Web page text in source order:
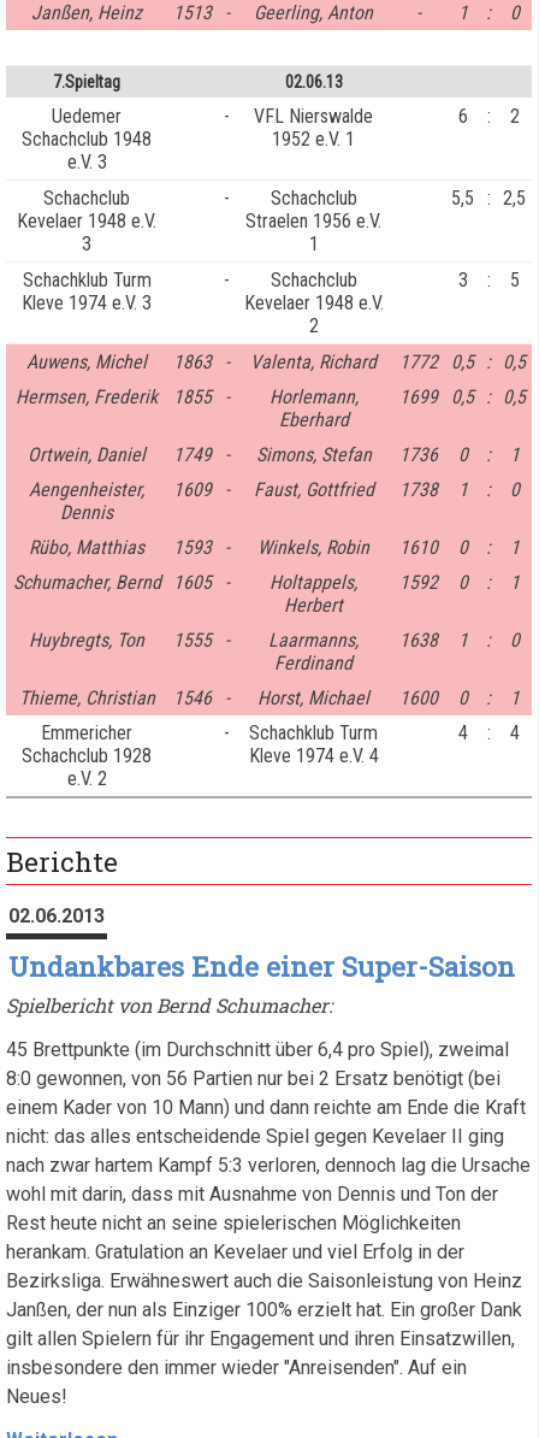
Janßen, Heinz 1513 - Geerling, Anton - 1 : 0
7.Spieltag 02.06.13
Uedemer
Schachclub 1948
e.V. 3
-
VFL Nierswalde
1952 e.V. 1
6 : 2
Schachclub
Kevelaer 1948 e.V.
3
-
Schachclub
Straelen 1956 e.V.
1
5,5 : 2,5
Schachklub Turm
Kleve 1974 e.V. 3
-
Schachclub
Kevelaer 1948 e.V.
2
3 : 5
Auwens, Michel 1863 - Valenta, Richard 1772 0,5 : 0,5
Hermsen, Frederik
1855 -
Horlemann,
Eberhard
1699 0,5 : 0,5
Ortwein, Daniel 1749 - Simons, Stefan 1736 0 :
1
Aengenheister,
Dennis
1609 - Faust, Gottfried 1738 1 : 0
Rübo, Matthias 1593 - Winkels, Robin 1610 0 :
1
Schumacher, Bernd
1605 -
Holtappels,
Herbert
1592 0 : 1
Huybregts, Ton 1555 -
Laarmanns,
Ferdinand
1638 1 : 0
Thieme, Christian 1546 - Horst, Michael 1600 0 :
1
Emmericher
Schachclub 1928
e.V. 2
-
Schachklub Turm
Kleve 1974 e.V. 4
4 : 4
Berichte
02.06.2013
Undankbares Ende einer Super-Saison
Spielbericht von Bernd Schumacher:
45 Brettpunkte (im Durchschnitt über 6,4 pro Spiel), zweimal
8:0 gewonnen, von 56 Partien nur bei 2 Ersatz benötigt (bei
einem Kader von 10 Mann) und dann reichte am Ende die Kraft
nicht: das alles entscheidende Spiel gegen Kevelaer II ging
nach zwar hartem Kampf 5:3 verloren, dennoch lag die Ursache
wohl mit darin, dass mit Ausnahme von Dennis und Ton der
Rest heute nicht an seine spielerischen Möglichkeiten
herankam. Gratulation an Kevelaer und viel Erfolg in der
Bezirksliga. Erwähneswert auch die Saisonleistung von Heinz
Janßen, der nun als Einziger 100% erzielt hat. Ein großer Dank
gilt allen Spielern für ihr Engagement und ihren Einsatzwillen,
insbesondere den immer wieder "Anreisenden". Auf ein
Neues!